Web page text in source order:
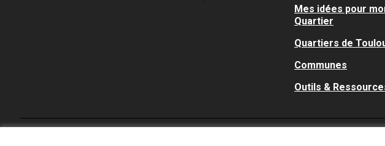
Mes idées pour
Quartier
Quartiers de
Communes
Outils &